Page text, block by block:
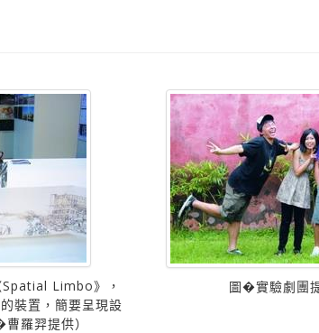
Limbo》，
裝置，簡要呈現設
羅羿提供）
圖�實驗劇團